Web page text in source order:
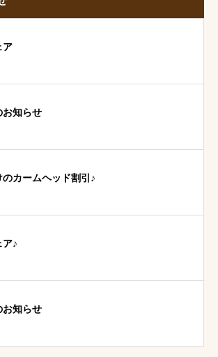
ア
お知らせ
カームヘッド割引♪
♪
お知らせ